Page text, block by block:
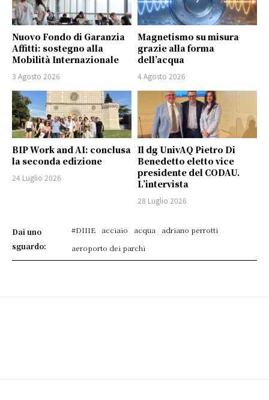
Nuovo Fondo di Garanzia
Affitti: sostegno alla
Mobilità Internazionale
3 Agosto 2026
Magnetismo su misura
grazie alla forma
dell’acqua
4 Agosto 2026
BIP Work and AI: conclusa
la seconda edizione
24 Luglio 2026
Il dg UnivAQ Pietro Di
Benedetto eletto vice
presidente del CODAU.
L’intervista
28 Luglio 2026
Dai uno
sguardo:
#DIIIE acciaio acqua
adriano perrotti
aeroporto dei parchi